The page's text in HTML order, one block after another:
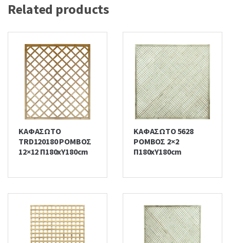
Related products
ΚΑΦΑΣΩΤΟ
TRD120180 ΡΟΜΒΟΣ
12×12 Π180xΥ180cm
ΚΑΦΑΣΩΤΟ 5628
ΡΟΜΒΟΣ 2×2
Π180xΥ180cm